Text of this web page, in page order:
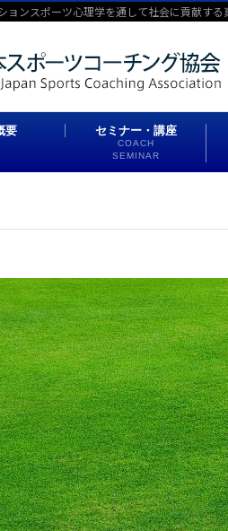
ンスポーツ心理学を通して社会に貢献する
要 セミナー・講座
COACH
SEMINAR